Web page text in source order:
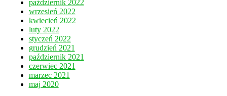
październik 2022
wrzesień 2022
kwiecień 2022
luty 2022
styczeń 2022
grudzień 2021
październik 2021
czerwiec 2021
marzec 2021
maj 2020